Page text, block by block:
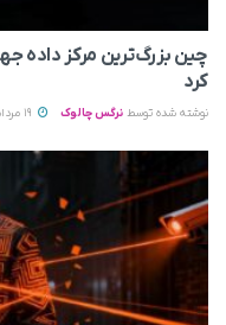
کرد
نوشته شده توسط نرگس چالوک